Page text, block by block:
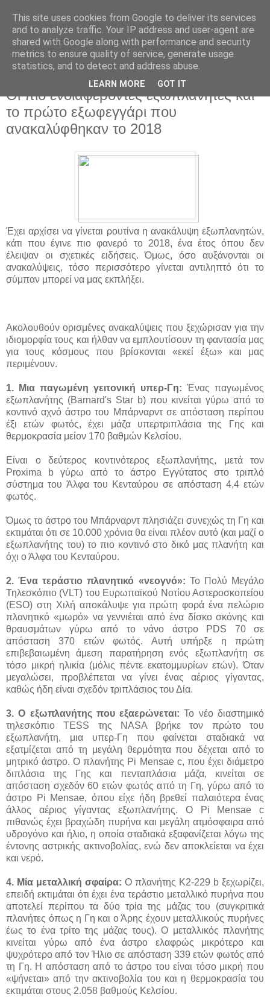
Οι πιο ενδιαφέροντες εξωπλανήτες και
το πρώτο εξωφεγγάρι που
ανακαλύφθηκαν το 2018
Έχει αρχίσει να γίνεται ρουτίνα η ανακάλυψη εξωπλανητών,
κάτι που έγινε πιο φανερό το 2018, ένα έτος όπου δεν
έλειψαν οι σχετικές ειδήσεις. Όμως, όσο αυξάνονται οι
ανακαλύψεις, τόσο περισσότερο γίνεται αντιληπτό ότι το
σύμπαν μπορεί να μας εκπλήξει.
Ακολουθούν ορισμένες ανακαλύψεις που ξεχώρισαν για την
ιδιομορφία τους και ήλθαν να εμπλουτίσουν τη φαντασία μας
για τους κόσμους που βρίσκονται «εκεί έξω» και μας
περιμένουν.
1. Μια παγωμένη γειτονική υπερ-Γη: Ένας παγωμένος
εξωπλανήτης (Barnard's Star b) που κινείται γύρω από το
κοντινό αχνό άστρο του Μπάρναρντ σε απόσταση περίπου
έξι ετών φωτός, έχει μάζα υπερτριπλάσια της Γης και
θερμοκρασία μείον 170 βαθμών Κελσίου.
Είναι ο δεύτερος κοντινότερος εξωπλανήτης, μετά τον
Proxima b γύρω από το άστρο Εγγύτατος στο τριπλό
σύστημα του Άλφα του Κενταύρου σε απόσταση 4,4 ετών
φωτός.
Όμως το άστρο του Μπάρναρντ πλησιάζει συνεχώς τη Γη και
εκτιμάται ότι σε 10.000 χρόνια θα είναι πλέον αυτό (και μαζί ο
εξωπλανήτης του) το πιο κοντινό στο δικό μας πλανήτη και
όχι ο Άλφα του Κενταύρου.
2. Ένα τεράστιο πλανητικό «νεογνό»: Το Πολύ Μεγάλο
Τηλεσκόπιο (VLT) του Ευρωπαϊκού Νοτίου Αστεροσκοπείου
(ESO) στη Χιλή αποκάλυψε για πρώτη φορά ένα πελώριο
πλανητικό «μωρό» να γεννιέται από ένα δίσκο σκόνης και
θραυσμάτων γύρω από το νάνο άστρο PDS 70 σε
απόσταση 370 ετών φωτός. Αυτή υπήρξε η πρώτη
επιβεβαιωμένη άμεση παρατήρηση ενός εξωπλανήτη σε
τόσο μικρή ηλικία (μόλις πέντε εκατομμυρίων ετών). Όταν
μεγαλώσει, προβλέπεται να γίνει ένας αέριος γίγαντας,
καθώς ήδη είναι σχεδόν τριπλάσιος του Δία.
3. Ο εξωπλανήτης που εξαερώνεται: Το νέο διαστημικό
τηλεσκόπιο TESS της NASA βρήκε τον πρώτο του
εξωπλανήτη, μια υπερ-Γη που φαίνεται σταδιακά να
εξατμίζεται από τη μεγάλη θερμότητα που δέχεται από το
μητρικό άστρο. Ο πλανήτης Pi Mensae c, που έχει διάμετρο
διπλάσια της Γης και πενταπλάσια μάζα, κινείται σε
απόσταση σχεδόν 60 ετών φωτός από τη Γη, γύρω από το
άστρο Pi Mensae, όπου είχε ήδη βρεθεί παλαιότερα ένας
άλλος αέριος γίγαντας εξωπλανήτης. Ο Pi Mensae c
πιθανώς έχει βραχώδη πυρήνα και μεγάλη ατμόσφαιρα από
υδρογόνο και ήλιο, η οποία σταδιακά εξαφανίζεται λόγω της
έντονης αστρικής ακτινοβολίας, ενώ δεν αποκλείεται να έχει
και νερό.
4. Μία μεταλλική σφαίρα: Ο πλανήτης K2-229 b ξεχωρίζει,
επειδή εκτιμάται ότι έχει ένα τεράστιο μεταλλικό πυρήνα που
αποτελεί περίπου τα δύο τρία της μάζας του (συγκριτικά
πλανήτες όπως η Γη και ο Άρης έχουν μεταλλικούς πυρήνες
έως το ένα τρίτο της μάζας τους). Ο μεταλλικός πλανήτης
κινείται γύρω από ένα άστρο ελαφρώς μικρότερο και
ψυχρότερο από τον Ήλιο σε απόσταση 339 ετών φωτός από
τη Γη. Η απόσταση από το άστρο του είναι τόσο μικρή που
«ψήνεται» από την ακτινοβολία του και η θερμοκρασία του
εκτιμάται στους 2.058 βαθμούς Κελσίου.
This site uses cookies from Google to deliver its services
and to analyze traffic. Your IP address and user-agent are
shared with Google along with performance and security
metrics to ensure quality of service, generate usage
statistics, and to detect and address abuse.
LEARN MORE GOT IT